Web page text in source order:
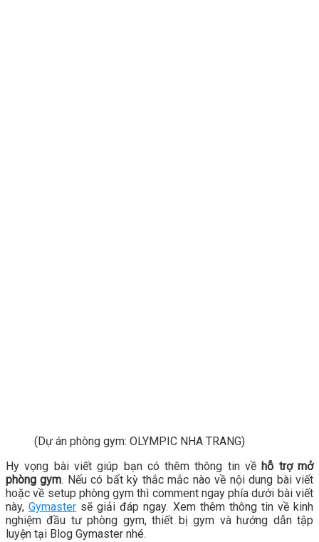
(Dự án phòng gym: OLYMPIC NHA TRANG)
Hy vọng bài viết giúp bạn có thêm thông tin về hỗ trợ mở
phòng gym. Nếu có bất kỳ thắc mắc nào về nội dung bài viết
hoặc về setup phòng gym thì comment ngay phía dưới bài viết
này,Gymaster sẽ giải đáp ngay. Xem thêm thông tin về kinh
nghiệm đầu tư phòng gym, thiết bị gym và hướng dẫn tập
luyện tại Blog Gymaster nhé.